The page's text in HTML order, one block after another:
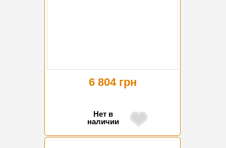
6 804 грн
Нет в
наличии